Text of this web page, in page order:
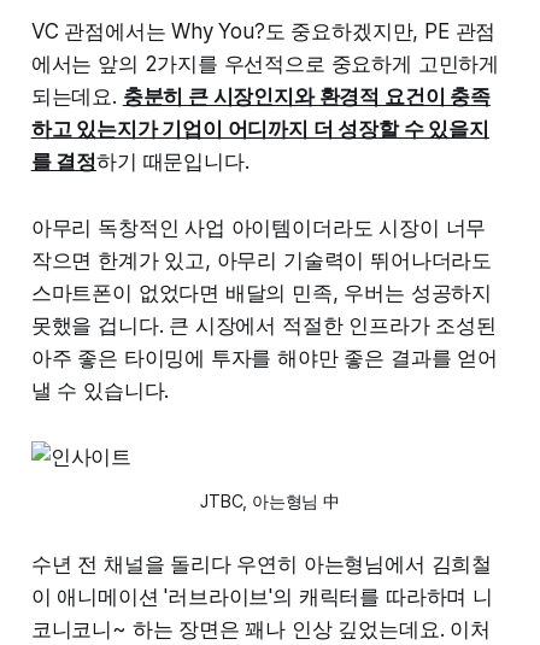
VC 관점에서는 Why You?도 중요하겠지만, PE 관점
에서는 앞의 2가지를 우선적으로 중요하게 고민하게
되는데요. 충분히 큰 시장인지와 환경적 요건이 충족
하고 있는지가 기업이 어디까지 더 성장할 수 있을지
를 결정하기 때문입니다.
아무리 독창적인 사업 아이템이더라도 시장이 너무
작으면 한계가 있고, 아무리 기술력이 뛰어나더라도
스마트폰이 없었다면 배달의 민족, 우버는 성공하지
못했을 겁니다. 큰 시장에서 적절한 인프라가 조성된
아주 좋은 타이밍에 투자를 해야만 좋은 결과를 얻어
낼 수 있습니다.
JTBC, 아는형님 中
수년 전 채널을 돌리다 우연히 아는형님에서 김희철
이 애니메이션 '러브라이브'의 캐릭터를 따라하며 니
코니코니~ 하는 장면은 꽤나 인상 깊었는데요. 이처